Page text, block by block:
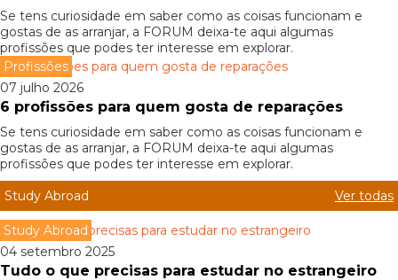
Se tens curiosidade em saber como as coisas funcionam e
gostas de as arranjar, a FORUM deixa-te aqui algumas
profissões que podes ter interesse em explorar.
Profissões
07 julho 2026
6 profissões para quem gosta de reparações
Se tens curiosidade em saber como as coisas funcionam e
gostas de as arranjar, a FORUM deixa-te aqui algumas
profissões que podes ter interesse em explorar.
Study Abroad
Ver todas
Study Abroad
04 setembro 2025
Tudo o que precisas para estudar no estrangeiro